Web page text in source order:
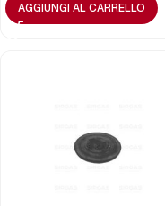
AGGIUNGI AL CARRELLO